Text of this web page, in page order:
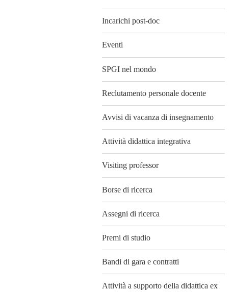
Incarichi post-doc
Eventi
SPGI nel mondo
Reclutamento personale docente
Avvisi di vacanza di insegnamento
Attività didattica integrativa
Visiting professor
Borse di ricerca
Assegni di ricerca
Premi di studio
Bandi di gara e contratti
Attività a supporto della didattica ex